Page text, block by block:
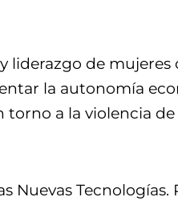
de mujeres
la autonomía
torno a la violencia
Nuevas